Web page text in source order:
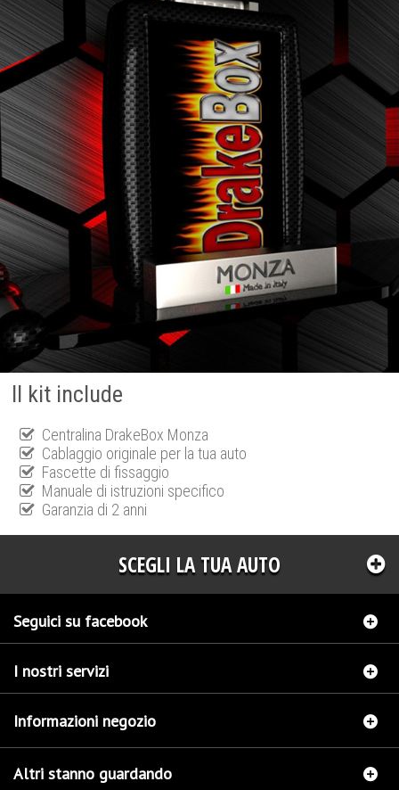
Il kit include
Centralina DrakeBox Monza
Cablaggio originale per la tua auto
Fascette di fissaggio
Manuale di istruzioni specifico
Garanzia di 2 anni
SCEGLI LA TUA AUTO
Seguici su facebook
I nostri servizi
Informazioni negozio
Altri stanno guardando